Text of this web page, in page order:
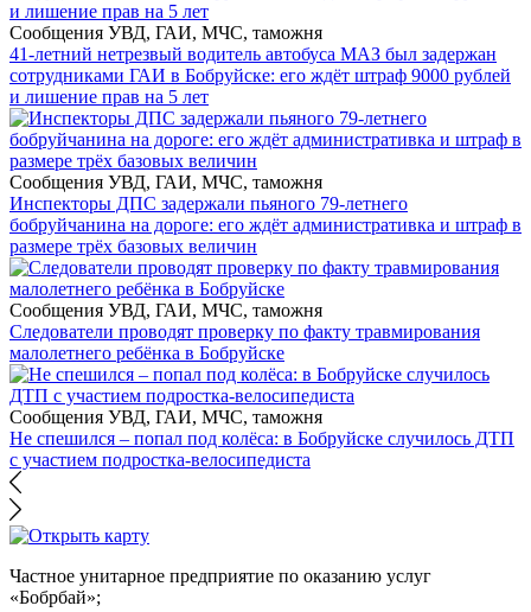
Сообщения УВД, ГАИ, МЧС, таможня
41-летний нетрезвый водитель автобуса МАЗ был задержан
сотрудниками ГАИ в Бобруйске: его ждёт штраф 9000 рублей
и лишение прав на 5 лет
Сообщения УВД, ГАИ, МЧС, таможня
Инспекторы ДПС задержали пьяного 79-летнего
бобруйчанина на дороге: его ждёт административка и штраф в
размере трёх базовых величин
Сообщения УВД, ГАИ, МЧС, таможня
Следователи проводят проверку по факту травмирования
малолетнего ребёнка в Бобруйске
Сообщения УВД, ГАИ, МЧС, таможня
Не спешился – попал под колёса: в Бобруйске случилось ДТП
с участием подростка-велосипедиста
Частное унитарное предприятие по оказанию услуг
«Бобрбай»;